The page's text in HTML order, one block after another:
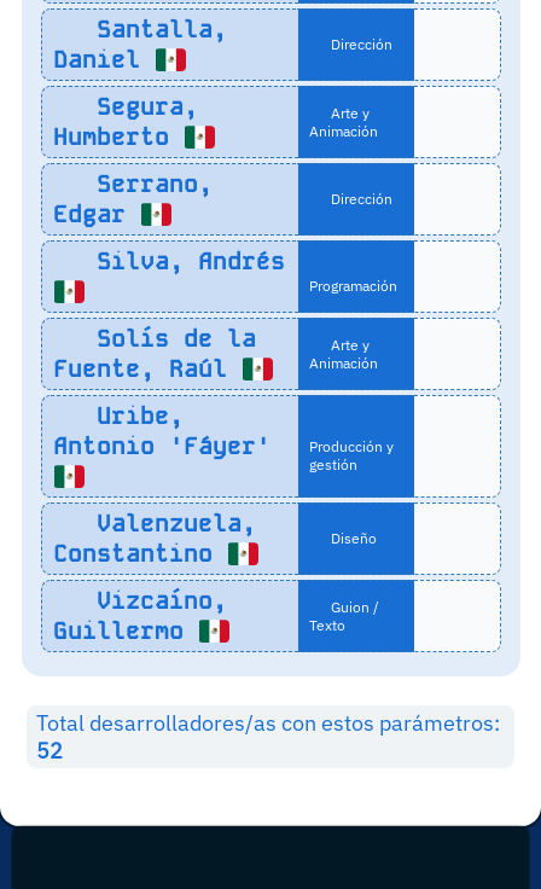
Santalla,
Daniel
Dirección
Segura,
Humberto
Arte y
Animación
Serrano,
Edgar
Dirección
Silva, Andrés
Programación
Solís de la
Fuente, Raúl
Arte y
Animación
Uribe,
Antonio 'Fáyer'
Producción y
gestión
Valenzuela,
Constantino
Diseño
Vizcaíno,
Guillermo
Guion /
Texto
Total desarrolladores/as con estos parámetros:
52